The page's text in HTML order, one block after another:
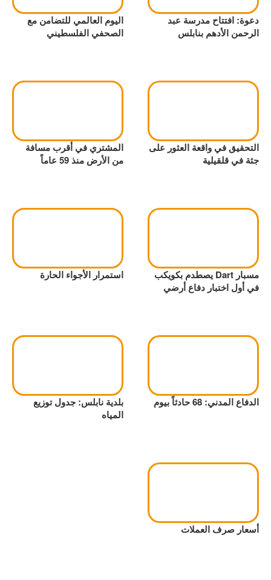
دعوة: افتتاح مدرسة عبد
الرحمن الأدهم بنابلس
اليوم العالمي للتضامن مع
الصحفي الفلسطيني
التحقيق في واقعة العثور على
جثة في قلقيلية
المشتري في أقرب مسافة
من الأرض منذ 59 عاماً
مسبار Dart يصطدم بكويكب
في أول اختبار دفاع أرضي
استمرار الأجواء الحارة
الدفاع المدني: 68 حادثاً بيوم
بلدية نابلس: جدول توزيع
المياه
أسعار صرف العملات